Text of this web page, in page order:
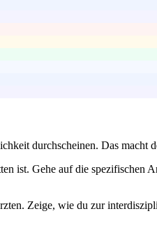
durchscheinen. Das macht
ist. Gehe auf die spezifischen
Zeige, wie du zur